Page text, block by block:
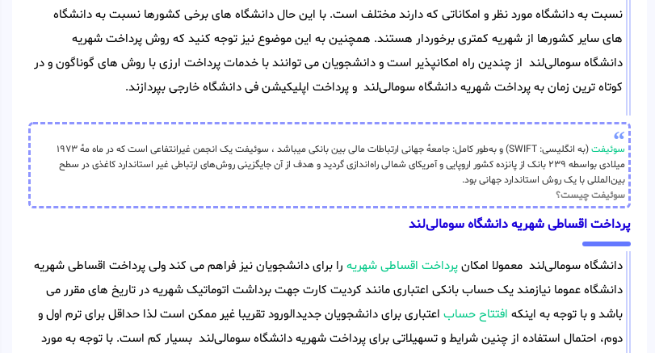
نسبت به دانشگاه مورد نظر و امکاناتی که دارند مختلف است. با این حال دانشگاه های برخی کشورها نسبت به دانشگاه
های سایر کشورها از شهریه کمتری برخوردار هستند. همچنین به این موضوع نیز توجه کنید که روش پرداخت شهریه
دانشگاه سومالی‌لند از چندین راه امکانپذیر است و دانشجویان می توانند با خدمات پرداخت ارزی با روش های گوناگون و در
کوتاه ترین زمان به پرداخت شهریه دانشگاه سومالی‌لند و پرداخت اپلیکیشن فی دانشگاه خارجی بپردازند.
سوئیفت
(به انگلیسی: SWIFT) و به‌طور کامل: جامعهٔ جهانی ارتباطات مالی بین بانکی میباشد ، سوئیفت یک انجمن غیرانتفاعی است که در ماه مهٔ ۱۹۷۳
میلادی بواسطه ۲۳۹ بانک از پانزده کشور اروپایی و آمریکای شمالی راه‌اندازی گردید و هدف از آن جایگزینی روش‌های ارتباطی غیر استاندارد کاغذی در سطح
بین‌المللی با یک روش استاندارد جهانی بود.
سوئیفت چیست؟
پرداخت اقساطی شهریه دانشگاه سومالی‌لند
دانشگاه سومالی‌لند معمولا امکانپرداخت اقساطی شهریه را برای دانشجویان نیز فراهم می کند ولی پرداخت اقساطی شهریه
دانشگاه عموما نیازمند یک حساب بانکی اعتباری مانند کردیت کارت جهت برداشت اتوماتیک شهریه در تاریخ های مقرر می
باشد و با توجه به اینکه افتتاح حساب اعتباری برای دانشجویان جدیدالورود تقریبا غیر ممکن است لذا حداقل برای ترم اول و
دوم، احتمال استفاده از چنین شرایط و تسهیلاتی برای پرداخت شهریه دانشگاه سومالی‌لند بسیار کم است. با توجه به مورد